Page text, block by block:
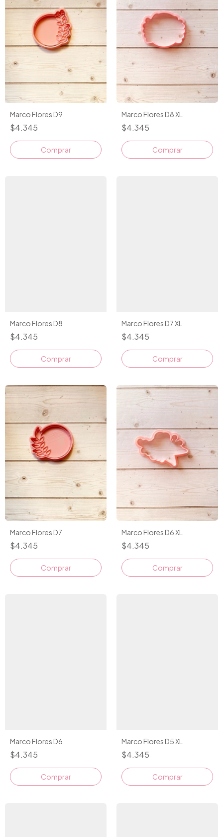
Marco Flores D9
$4.345
Comprar
Marco Flores D8 XL
$4.345
Comprar
Marco Flores D8
$4.345
Comprar
Marco Flores D7 XL
$4.345
Comprar
Marco Flores D7
$4.345
Comprar
Marco Flores D6 XL
$4.345
Comprar
Marco Flores D6
$4.345
Comprar
Marco Flores D5 XL
$4.345
Comprar